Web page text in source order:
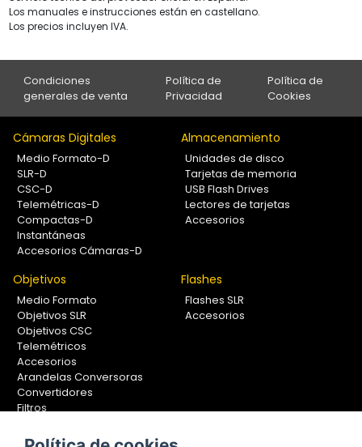
Los manuales e instrucciones están en castellano.
Los precios incluyen IVA.
Condiciones
generales de venta
Política de
Privacidad
Política de
Cookies
Cámaras Digitales
Medio Formato-D
SLR-D
CSC-D
Telemétricas-D
Compactas-D
Instantáneas
Accesorios Cámaras-D
Almacenamiento
Unidades de disco
Tarjetas de memoria
USB Flash Drives
Lectores de tarjetas
Accesorios
Objetivos
Medio Formato
Objetivos SLR
Objetivos CSC
Telemétricos
Accesorios
Arandelas Conversoras
Convertidores
Filtros
Calibradores
Flashes
Flashes SLR
Accesorios